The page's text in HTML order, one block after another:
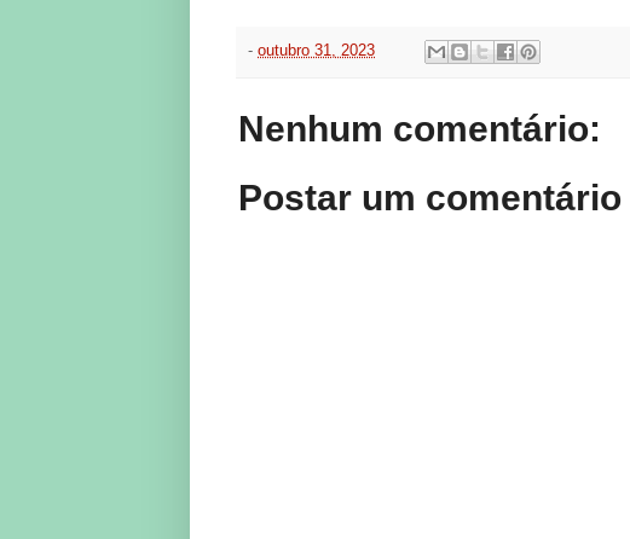
- outubro 31, 2023
Nenhum comentário:
Postar um comentário